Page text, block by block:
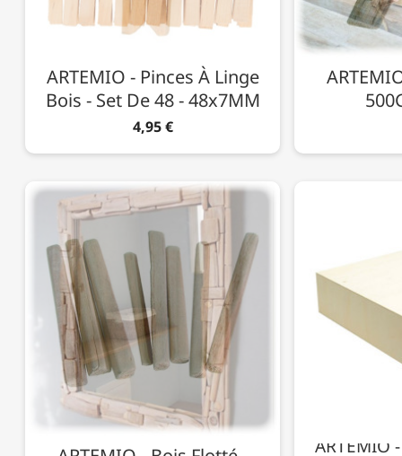
ARTEMIO - Pinces À Linge
Bois - Set De 48 - 48x7MM
4,95 €
ARTEMIO